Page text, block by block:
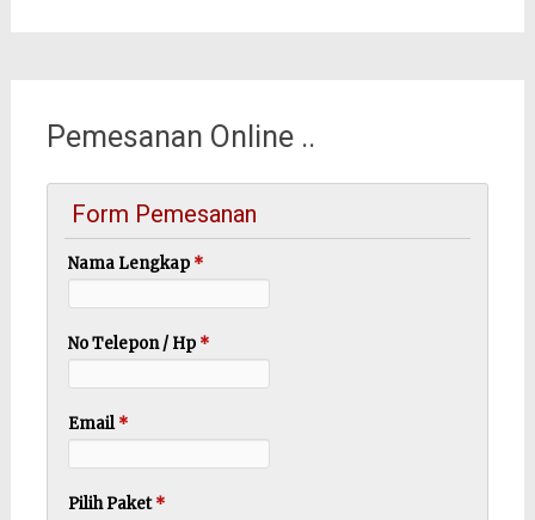
Pemesanan Online ..
Form Pemesanan
Nama Lengkap *
No Telepon / Hp *
Email*
Pilih Paket*